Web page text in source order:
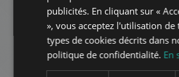
Quartier 12 • 4 chambres • 350 m2
publicités. En cliquant sur «
», vous acceptez l'utilisation de
types de cookies décrits dans
politique de confidentialité. En